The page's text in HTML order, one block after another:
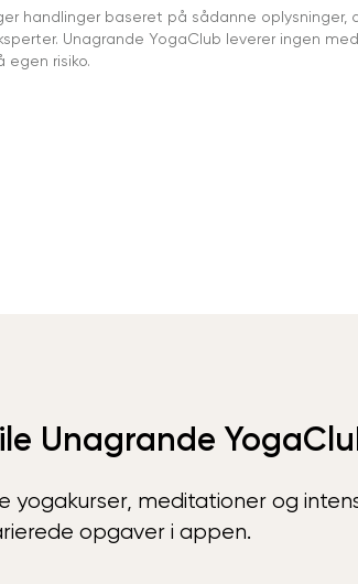
handlinger baseret på sådanne
Unagrande YogaClub leverer ingen
egen risiko.
Unagrande
yogakurser, meditationer og
opgaver i appen.